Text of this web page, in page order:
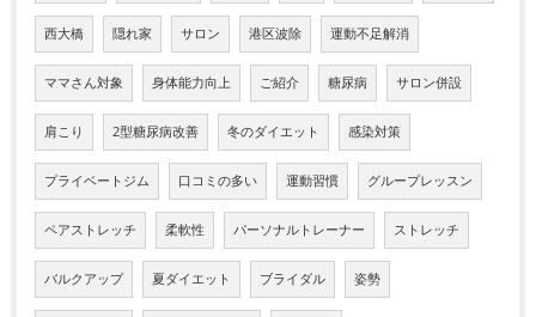
西大橋 隠れ家 サロン 港区波除 運動不足解消
ママさん対象 身体能力向上 ご紹介 糖尿病 サロン併設
肩こり 2型糖尿病改善 冬のダイエット 感染対策
プライベートジム 口コミの多い 運動習慣 グループレッスン
ペアストレッチ 柔軟性 パーソナルトレーナー ストレッチ
バルクアップ 夏ダイエット ブライダル 姿勢